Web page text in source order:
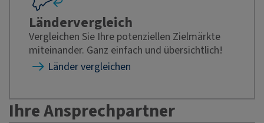
Ländervergleich
Vergleichen Sie Ihre potenziellen Zielmärkte
miteinander. Ganz einfach und übersichtlich!
Länder vergleichen
Ihre Ansprechpartner